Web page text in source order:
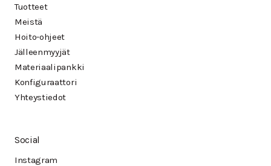
Tuotteet
Meistä
Hoito-ohjeet
Jälleenmyyjät
Materiaalipankki
Konfiguraattori
Yhteystiedot
Social
Instagram